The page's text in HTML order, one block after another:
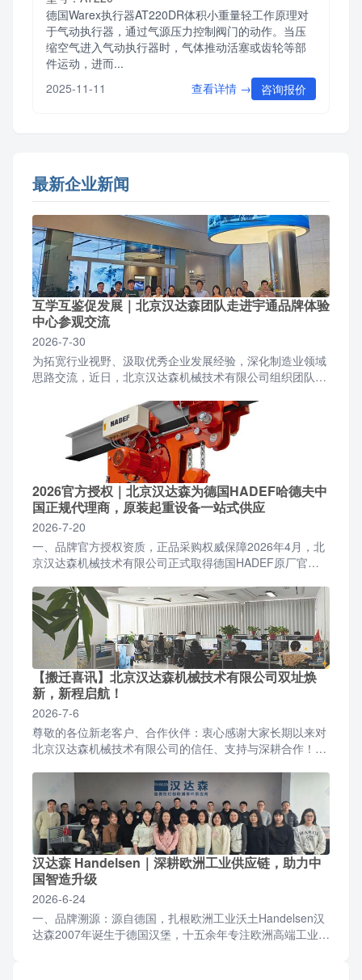
德国Warex执行器AT220DR体积小重量轻工作原理对
于气动执行器，通过气源压力控制阀门的动作。当压
缩空气进入气动执行器时，气体推动活塞或齿轮等部
件运动，进而...
2025-11-11
查看详情 → 咨询报价
最新企业新闻
互学互鉴促发展｜北京汉达森团队走进宇通品牌体验
中心参观交流
2026-7-30
为拓宽行业视野、汲取优秀企业发展经验，深化制造业领域
思路交流，近日，北京汉达森机械技术有限公司组织团队前
2026官方授权｜北京汉达森为德国HADEF哈德夫中
国正规代理商，原装起重设备一站式供应
2026-7-20
一、品牌官方授权资质，正品采购权威保障2026年4月，北
京汉达森机械技术有限公司正式取得德国HADEF原厂官方
【搬迁喜讯】北京汉达森机械技术有限公司双址焕
新，新程启航！
2026-7-6
尊敬的各位新老客户、合作伙伴：衷心感谢大家长期以来对
北京汉达森机械技术有限公司的信任、支持与深耕合作！伴
境、升...
汉达森 Handelsen｜深耕欧洲工业供应链，助力中
国智造升级
2026-6-24
一、品牌溯源：源自德国，扎根欧洲工业沃土Handelsen汉
达森2007年诞生于德国汉堡，十五余年专注欧洲高端工业零